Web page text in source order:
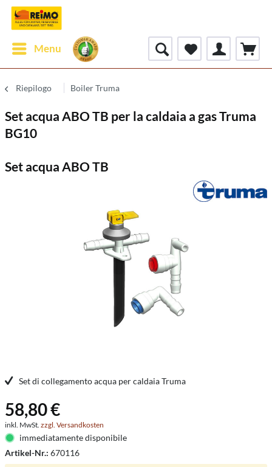
Menu
Riepilogo Boiler Truma
Set acqua ABO TB per la caldaia a gas Truma
BG10
Set acqua ABO TB
Set di collegamento acqua per caldaia Truma
58,80 €
inkl. MwSt. zzgl. Versandkosten
immediatamente disponibile
Artikel-Nr.: 670116